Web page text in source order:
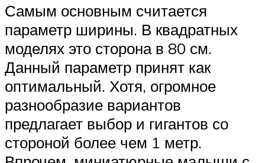
Самым основным считается
параметр ширины. В квадратных
моделях это сторона в 80 см.
Данный параметр принят как
оптимальный. Хотя, огромное
разнообразие вариантов
предлагает выбор и гигантов со
стороной более чем 1 метр.